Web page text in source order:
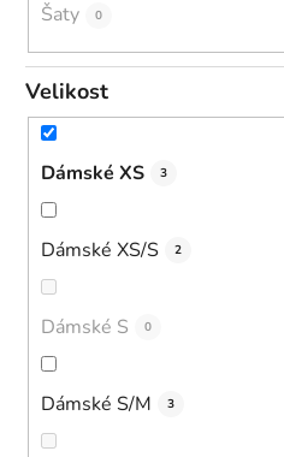
Šaty 0
Velikost
Dámské XS 3
Dámské XS/S 2
Dámské S 0
Dámské S/M 3